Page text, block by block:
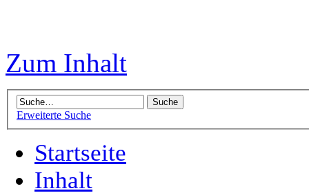
Zum Inhalt
Erweiterte Suche
Startseite
Inhalt